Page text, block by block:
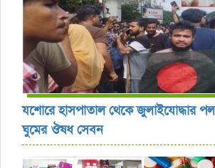
যশোরে হাসপাতাল থেকে জুলাইযোদ্ধার
ঘুমের ঔষধ সেবন